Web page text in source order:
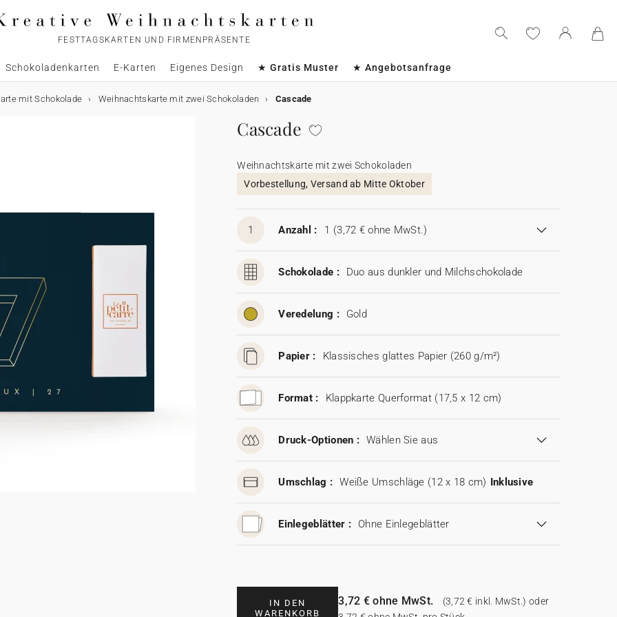
FESTTAGSKARTEN UND FIRMENPRÄSENTE
Schokoladenkarten E-Karten Eigenes Design ★ Gratis Muster ★ Angebotsanfrage
mit Schokolade Weihnachtskarte mit zwei Schokoladen Cascade
Cascade
Weihnachtskarte mit zwei Schokoladen
Vorbestellung, Versand ab Mitte Oktober
1 Anzahl : 1 (3,72 € ohne MwSt.)
Schokolade : Duo aus dunkler und Milchschokolade
Veredelung : Gold
Papier : Klassisches glattes Papier (260 g/m²)
Format : Klappkarte Querformat (17,5 x 12 cm)
Druck-Optionen : Wählen Sie aus
Umschlag : Weiße Umschläge (12 x 18 cm) Inklusive
Einlegeblätter : Ohne Einlegeblätter
IN DEN
WARENKORB
3,72 € ohne MwSt.
(3,72 € inkl. MwSt.) oder